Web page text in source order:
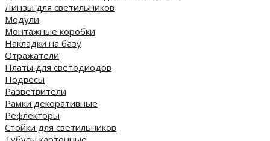
Линзы для светильников
Модули
Монтажные коробки
Накладки на базу
Отражатели
Платы для светодиодов
Подвесы
Разветвители
Рамки декоративные
Рефлекторы
Стойки для светильников